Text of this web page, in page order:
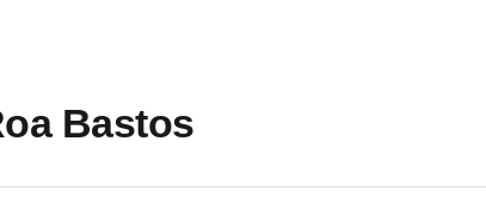
Bastos